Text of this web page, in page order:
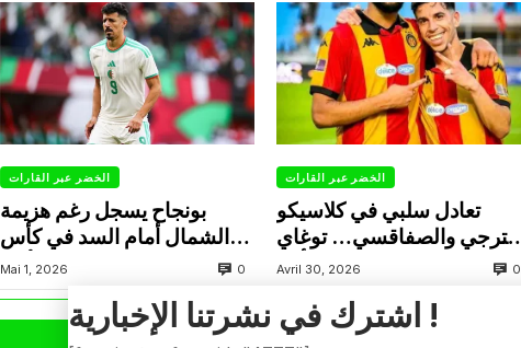
الخضر عبر القارات
بونجاح يسجل رغم هزيمة
الشمال أمام السد في كأس
الأمير
Mai 1, 2026 0
الخضر عبر القارات
تعادل سلبي في كلاسيكو
الترجي والصفاقسي… توغاي
يهدر ركلة جزاء وبوعالية يتألق
Avril 30, 2026 0
VOIR PLUS
اشترك في نشرتنا الإخبارية !